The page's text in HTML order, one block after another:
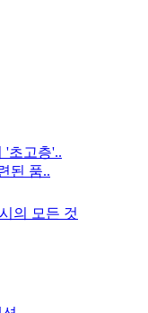
'초고층'..
된 품..
의 모든 것